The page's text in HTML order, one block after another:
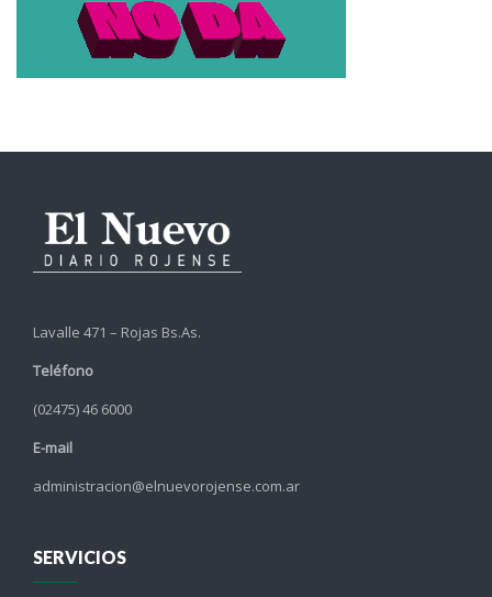
Lavalle 471 – Rojas Bs.As.
Teléfono
(02475) 46 6000
E-mail
administracion@elnuevorojense.com.ar
SERVICIOS